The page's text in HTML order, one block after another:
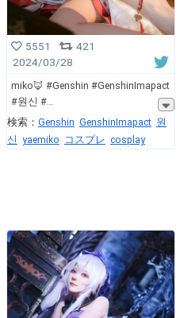
5551
421
2024/03/28
miko🦊 #Genshin #GenshinImapact
#원신 #
検索： Genshin GenshinImapact 원
신 yaemiko コスプレ cosplay